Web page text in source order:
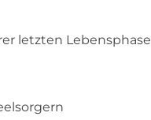
letzten Lebensphase